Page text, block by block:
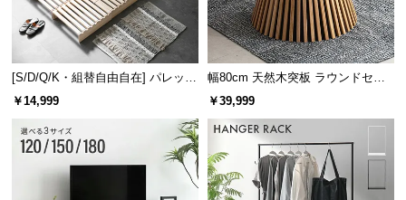
[S/D/Q/K・組替自由自在] パレット
ベッド 8/12/16枚セット
￥14,999
幅80cm 天然木突板 ラウンドセン
ターテーブル 美しい格子デザイン
￥39,999